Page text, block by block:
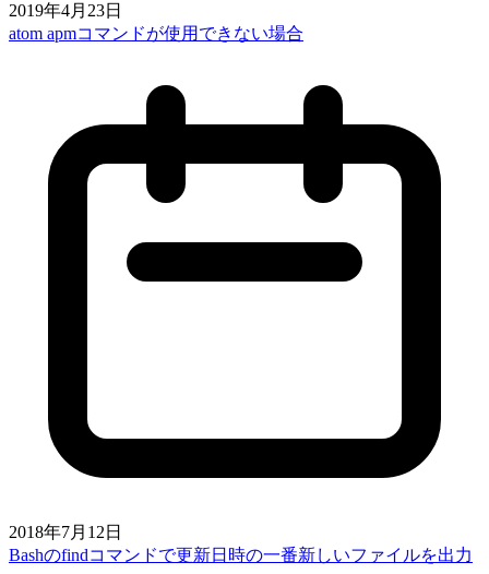
2019年4月23日
atom apmコマンドが使用できない場合
2018年7月12日
Bashのfindコマンドで更新日時の一番新しいファイルを出力